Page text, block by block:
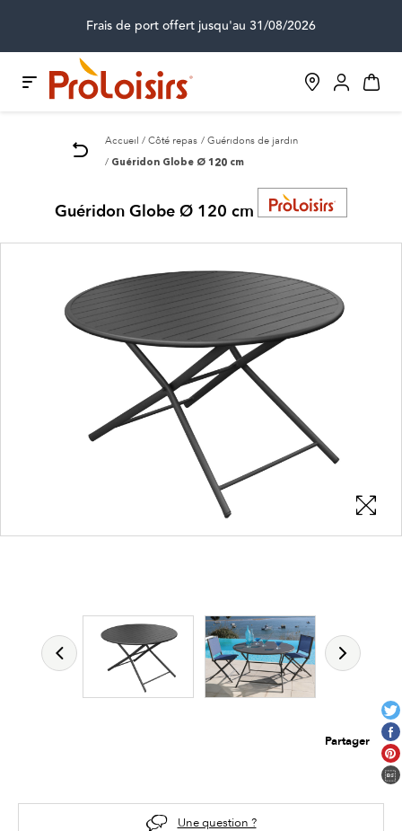
Frais de port offert jusqu'au 31/08/2026
Accueil Côté repas Guéridons de jardin
Guéridon Globe Ø 120 cm
Guéridon Globe Ø 120 cm
Partager
Une question ?